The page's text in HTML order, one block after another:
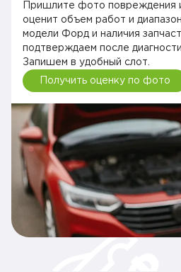
Пришлите фото повреждения
оценит объем работ и
модели Форд и наличия
подтверждаем после
Запишем в удобный слот.
Получить оценку по фото